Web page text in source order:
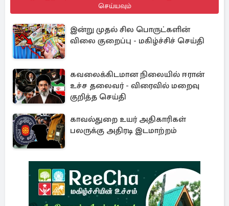
செய்யவும்
இன்று முதல் சில பொருட்களின்
விலை குறைப்பு - மகிழ்ச்சிச் செய்தி
கவலைக்கிடமான நிலையில் ஈரான்
உச்ச தலைவர் - விரைவில் மறைவு
குறித்த செய்தி
காவல்துறை உயர் அதிகாரிகள்
பலருக்கு அதிரடி இடமாற்றம்